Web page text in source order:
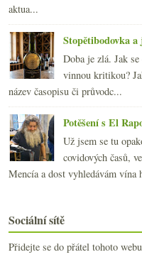
aktua...
Stopětibodovka
Doba je zlá. Jak
vinnou kritikou?
název časopisu či průvodc...
Potěšení s El
Už jsem se tu
covidových časů,
Mencía a dost vyhledávám vína
Sociální sítě
Přidejte se do přátel tohoto